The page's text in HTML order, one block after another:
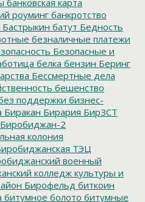
роуминг банкротство
Бастрыкин батут Бедность
безналичные платежи
Безопасные и
белка бензин Беринг
Бессмертные дела
бешенство
поддержки бизнес-
Биракан Бирария БирЗСТ
Биробиджан-2
колония
ТЭЦ
военный
колледж культуры и
Бирофельд биткоин
битумное болото битумные